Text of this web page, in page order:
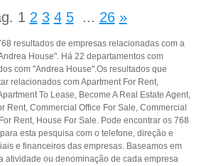
1 2 3 4 5 ... 26 »
resultados de empresas relacionadas com a
House". Há 22 departamentos com
com "Andrea House".Os resultados que
relacionados com Apartment For Rent,
To Lease, Become A Real Estate Agent,
Rent, Commercial Office For Sale, Commercial
Rent, House For Sale. Pode encontrar os 768
esta pesquisa com o telefone, direção e
e financeiros das empresas. Baseamos em
atividade ou denominação de cada empresa